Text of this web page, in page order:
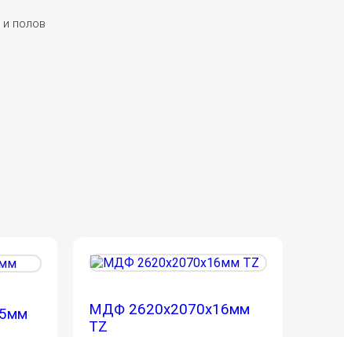
полов
МДФ 2620х2070х16мм
TZ